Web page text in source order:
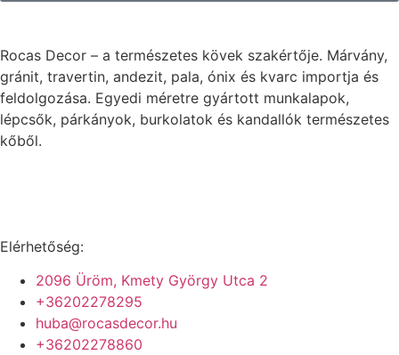
Rocas Decor – a természetes kövek szakértője. Márvány,
gránit, travertin, andezit, pala, ónix és kvarc importja és
feldolgozása. Egyedi méretre gyártott munkalapok,
lépcsők, párkányok, burkolatok és kandallók természetes
kőből.
Elérhetőség:
2096 Üröm, Kmety György Utca 2
+36202278295
huba@rocasdecor.hu
+36202278860